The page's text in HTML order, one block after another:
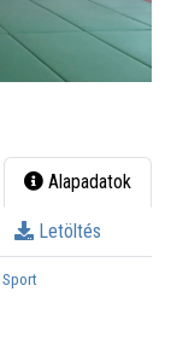
Alapadatok
Letöltés
Sport